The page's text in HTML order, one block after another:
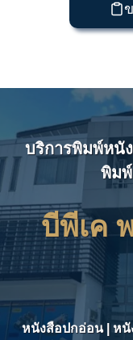
บริการพิมพ์หนั
พิมพ์
บีพีเค
หนังสือปกอ่อน | หนั